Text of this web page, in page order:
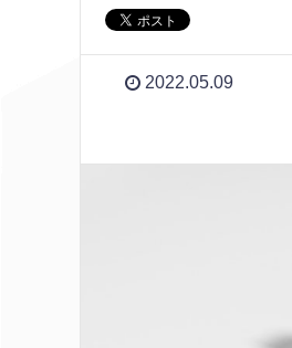
2022.05.09